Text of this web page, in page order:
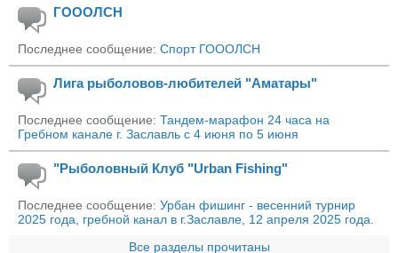
ГОООЛСН
Последнее сообщение: Спорт ГОООЛСН
Лига рыболовов-любителей "Аматары"
Последнее сообщение: Тандем-марафон 24 часа на
Гребном канале г. Заславль с 4 июня по 5 июня
"Рыболовный Клуб "Urban Fishing"
Последнее сообщение: Урбан фишинг - весенний турнир
2025 года, гребной канал в г.Заславле, 12 апреля 2025 года.
Все разделы прочитаны